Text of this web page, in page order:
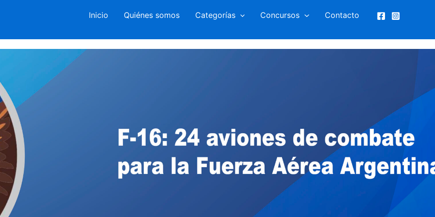
Inicio Quiénes somos Categorías Concursos Contacto